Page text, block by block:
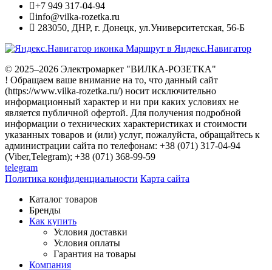
+7 949 317-04-94
info@vilka-rozetka.ru
283050, ДНР, г. Донецк, ул.Университетская, 56-Б
Маршрут в Яндекс.Навигатор
© 2025–2026 Электромаркет "ВИЛКА-РОЗЕТКА"
! Обращаем ваше внимание на то, что данный сайт
(https://www.vilka-rozetka.ru/) носит исключительно
информационный характер и ни при каких условиях не
является публичной офертой. Для получения подробной
информации о технических характеристиках и стоимости
указанных товаров и (или) услуг, пожалуйста, обращайтесь к
администрации сайта по телефонам: +38 (071) 317-04-94
(Viber,Telegram); +38 (071) 368-99-59
telegram
Политика конфиденциальности Карта сайта
Каталог товаров
Бренды
Как купить
Условия доставки
Условия оплаты
Гарантия на товары
Компания